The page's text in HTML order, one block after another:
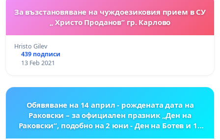
За възстановяване на чуждоезиковия прием в СУ
„ Христо Проданов“ гр. Карлово
Hristo Gilev
439 подписи
13 Feb 2021
Обявяване на 14 април - рождената дата на
Раковски – за официален празник „Ден на
Раковски“, подобно на 2 юни - Ден на Ботев и 19